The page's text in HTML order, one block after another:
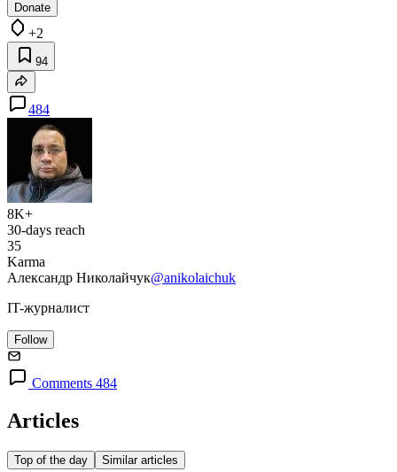
Donate
+2
94
484
8K+
30-days reach
35
Karma
Александр Николайчук@anikolaichuk
IT-журналист
Follow
Comments 484
Articles
Top of the day Similar articles